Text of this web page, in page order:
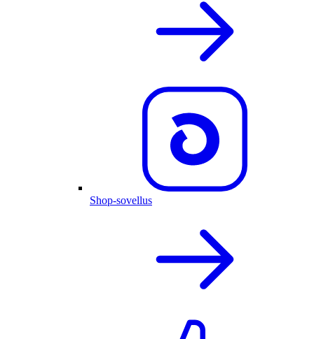
Shop-sovellus